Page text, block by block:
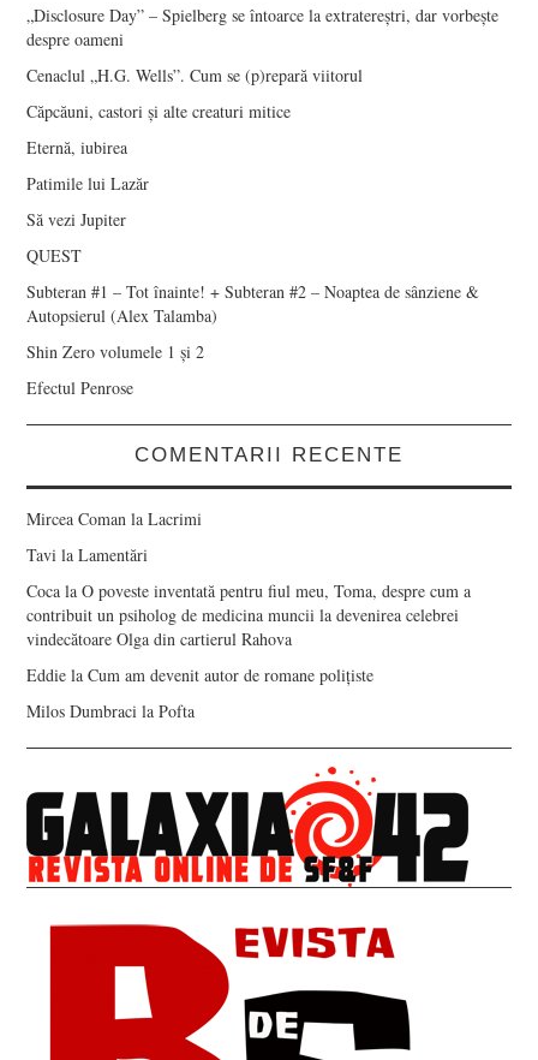
„Disclosure Day” – Spielberg se întoarce la extratereștri, dar vorbește
despre oameni
Cenaclul „H.G. Wells”. Cum se (p)repară viitorul
Căpcăuni, castori și alte creaturi mitice
Eternă, iubirea
Patimile lui Lazăr
Să vezi Jupiter
QUEST
Subteran #1 – Tot înainte! + Subteran #2 – Noaptea de sânziene &
Autopsierul (Alex Talamba)
Shin Zero volumele 1 și 2
Efectul Penrose
COMENTARII RECENTE
Mircea Coman laLacrimi
Tavi laLamentări
Coca laO poveste inventată pentru fiul meu, Toma, despre cum a
contribuit un psiholog de medicina muncii la devenirea celebrei
vindecătoare Olga din cartierul Rahova
Eddie laCum am devenit autor de romane polițiste
Milos Dumbraci laPofta